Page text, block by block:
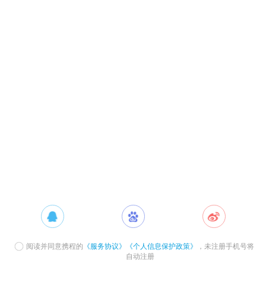
阅读并同意携程的 《服务协议》 《个人信息保护政策》
，未注册手机号将
自动注册